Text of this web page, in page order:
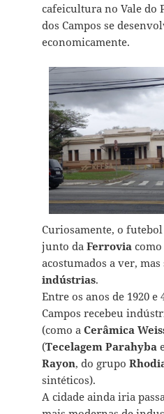
cafeicultura no Vale do
dos Campos se
economicamente.
Curiosamente, o
junto da Ferroviacomo
acostumados a ver,
indústrias.
Entre os anos de 1920 e
Campos recebeu
(como a Cerâmica
(Tecelagem Parahyba
Rayon, do grupo
sintéticos).
A cidade ainda iria